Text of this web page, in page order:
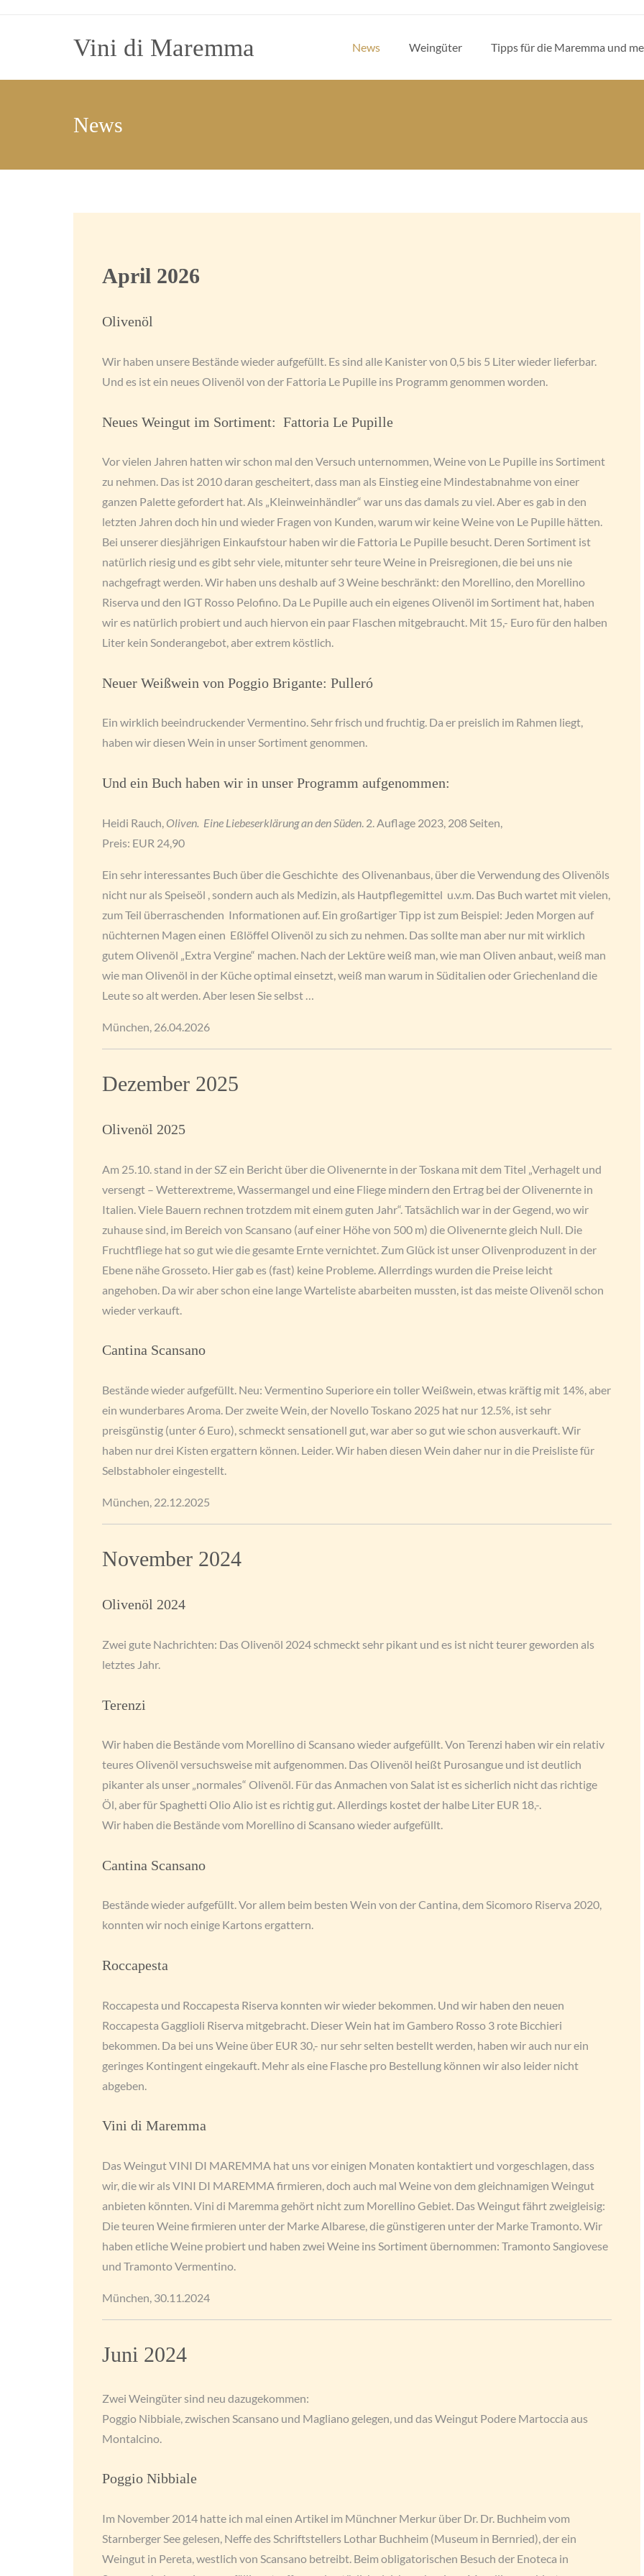
Vini di Maremma News Weingüter Tipps für die Maremma und
News
April 2026
Olivenöl
Wir haben unsere Bestände wieder aufgefüllt. Es sind alle Kanister von 0,5 bis 5 Liter wieder lieferbar.
Und es ist ein neues Olivenöl von der Fattoria Le Pupille ins Programm genommen worden.
Neues Weingut im Sortiment: Fattoria Le Pupille
Vor vielen Jahren hatten wir schon mal den Versuch unternommen, Weine von Le Pupille ins Sortiment
zu nehmen. Das ist 2010 daran gescheitert, dass man als Einstieg eine Mindestabnahme von einer
ganzen Palette gefordert hat. Als „Kleinweinhändler“ war uns das damals zu viel. Aber es gab in den
letzten Jahren doch hin und wieder Fragen von Kunden, warum wir keine Weine von Le Pupille hätten.
Bei unserer diesjährigen Einkaufstour haben wir die Fattoria Le Pupille besucht. Deren Sortiment ist
natürlich riesig und es gibt sehr viele, mitunter sehr teure Weine in Preisregionen, die bei uns nie
nachgefragt werden. Wir haben uns deshalb auf 3 Weine beschränkt: den Morellino, den Morellino
Riserva und den IGT Rosso Pelofino. Da Le Pupille auch ein eigenes Olivenöl im Sortiment hat, haben
wir es natürlich probiert und auch hiervon ein paar Flaschen mitgebraucht. Mit 15,- Euro für den halben
Liter kein Sonderangebot, aber extrem köstlich.
Neuer Weißwein von Poggio Brigante: Pulleró
Ein wirklich beeindruckender Vermentino. Sehr frisch und fruchtig. Da er preislich im Rahmen liegt,
haben wir diesen Wein in unser Sortiment genommen.
Und ein Buch haben wir in unser Programm aufgenommen:
Heidi Rauch, Oliven. Eine Liebeserklärung an den Süden . 2. Auflage 2023, 208 Seiten,
Preis: EUR 24,90
Ein sehr interessantes Buch über die Geschichte des Olivenanbaus, über die Verwendung des Olivenöls
nicht nur als Speiseöl , sondern auch als Medizin, als Hautpflegemittel u.v.m. Das Buch wartet mit vielen,
zum Teil überraschenden Informationen auf. Ein großartiger Tipp ist zum Beispiel: Jeden Morgen auf
nüchternen Magen einen Eßlöffel Olivenöl zu sich zu nehmen. Das sollte man aber nur mit wirklich
gutem Olivenöl „Extra Vergine“ machen. Nach der Lektüre weiß man, wie man Oliven anbaut, weiß man
wie man Olivenöl in der Küche optimal einsetzt, weiß man warum in Süditalien oder Griechenland die
Leute so alt werden. Aber lesen Sie selbst …
München, 26.04.2026
Dezember 2025
Olivenöl 2025
Am 25.10. stand in der SZ ein Bericht über die Olivenernte in der Toskana mit dem Titel „Verhagelt und
versengt – Wetterextreme, Wassermangel und eine Fliege mindern den Ertrag bei der Olivenernte in
Italien. Viele Bauern rechnen trotzdem mit einem guten Jahr“. Tatsächlich war in der Gegend, wo wir
zuhause sind, im Bereich von Scansano (auf einer Höhe von 500 m) die Olivenernte gleich Null. Die
Fruchtfliege hat so gut wie die gesamte Ernte vernichtet. Zum Glück ist unser Olivenproduzent in der
Ebene nähe Grosseto. Hier gab es (fast) keine Probleme. Allerrdings wurden die Preise leicht
angehoben. Da wir aber schon eine lange Warteliste abarbeiten mussten, ist das meiste Olivenöl schon
wieder verkauft.
Cantina Scansano
Bestände wieder aufgefüllt. Neu: Vermentino Superiore ein toller Weißwein, etwas kräftig mit 14%, aber
ein wunderbares Aroma. Der zweite Wein, der Novello Toskano 2025 hat nur 12.5%, ist sehr
preisgünstig (unter 6 Euro), schmeckt sensationell gut, war aber so gut wie schon ausverkauft. Wir
haben nur drei Kisten ergattern können. Leider. Wir haben diesen Wein daher nur in die Preisliste für
Selbstabholer eingestellt.
München, 22.12.2025
November 2024
Olivenöl 2024
Zwei gute Nachrichten: Das Olivenöl 2024 schmeckt sehr pikant und es ist nicht teurer geworden als
letztes Jahr.
Terenzi
Wir haben die Bestände vom Morellino di Scansano wieder aufgefüllt. Von Terenzi haben wir ein relativ
teures Olivenöl versuchsweise mit aufgenommen. Das Olivenöl heißt Purosangue und ist deutlich
pikanter als unser „normales“ Olivenöl. Für das Anmachen von Salat ist es sicherlich nicht das richtige
Öl, aber für Spaghetti Olio Alio ist es richtig gut. Allerdings kostet der halbe Liter EUR 18,-.
Wir haben die Bestände vom Morellino di Scansano wieder aufgefüllt.
Cantina Scansano
Bestände wieder aufgefüllt. Vor allem beim besten Wein von der Cantina, dem Sicomoro Riserva 2020,
konnten wir noch einige Kartons ergattern.
Roccapesta
Roccapesta und Roccapesta Riserva konnten wir wieder bekommen. Und wir haben den neuen
Roccapesta Gagglioli Riserva mitgebracht. Dieser Wein hat im Gambero Rosso 3 rote Bicchieri
bekommen. Da bei uns Weine über EUR 30,- nur sehr selten bestellt werden, haben wir auch nur ein
geringes Kontingent eingekauft. Mehr als eine Flasche pro Bestellung können wir also leider nicht
abgeben.
Vini di Maremma
Das Weingut VINI DI MAREMMA hat uns vor einigen Monaten kontaktiert und vorgeschlagen, dass
wir, die wir als VINI DI MAREMMA firmieren, doch auch mal Weine von dem gleichnamigen Weingut
anbieten könnten. Vini di Maremma gehört nicht zum Morellino Gebiet. Das Weingut fährt zweigleisig:
Die teuren Weine firmieren unter der Marke Albarese, die günstigeren unter der Marke Tramonto. Wir
haben etliche Weine probiert und haben zwei Weine ins Sortiment übernommen: Tramonto Sangiovese
und Tramonto Vermentino.
München, 30.11.2024
Juni 2024
Zwei Weingüter sind neu dazugekommen:
Poggio Nibbiale, zwischen Scansano und Magliano gelegen, und das Weingut Podere Martoccia aus
Montalcino.
Poggio Nibbiale
Im November 2014 hatte ich mal einen Artikel im Münchner Merkur über Dr. Dr. Buchheim vom
Starnberger See gelesen, Neffe des Schriftstellers Lothar Buchheim (Museum in Bernried), der ein
Weingut in Pereta, westlich von Scansano betreibt. Beim obligatorischen Besuch der Enoteca in